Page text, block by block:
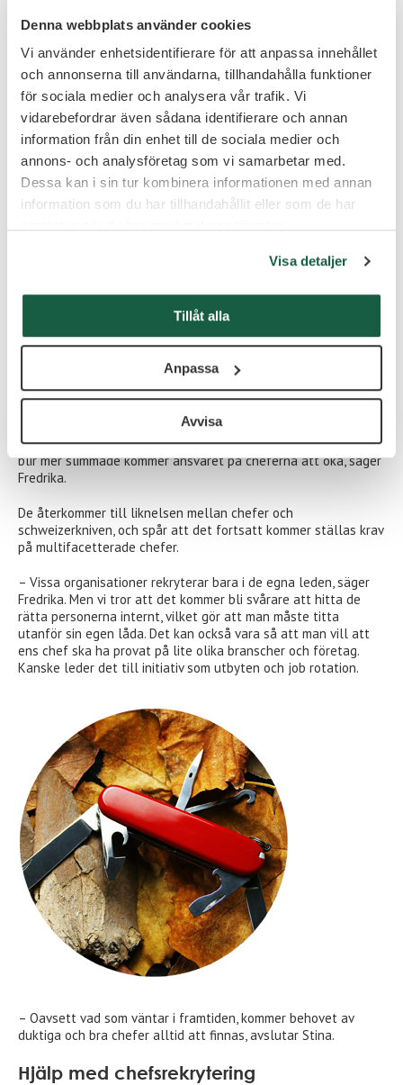
Denna webbplats använder cookies
Vi använder enhetsidentifierare för att anpassa innehållet
och annonserna till användarna, tillhandahålla funktioner
för sociala medier och analysera vår trafik. Vi
vidarebefordrar även sådana identifierare och annan
information från din enhet till de sociala medier och
annons- och analysföretag som vi samarbetar med.
Dessa kan i sin tur kombinera informationen med annan
information som du har tillhandahållit eller som de har
Visa detaljer
Tillåt alla
Anpassa
Avvisa
Chef Ekonomi/Verksamhetsstöd till SOS
Barnbyar
Schweizerknivingen dålig liknelse
Den personliga närvaron verkar vara ett vinnande koncept. Det
processer, ibland återkommer som kunder när de själva ska
rekrytera. Det ultimata beviset på att de jobbar rätt, enligt
fick de något med sig, säger Stina. De har känt sig trygga med
oss, och det är det viktigaste.
Hur ser ni på framtiden: både för Signpost och för chefsrekrytering
generellt?
– Oavsett läget som följer av corona kommer det finnas behov
av bra chefer och interimschefer. I takt med att organisationer
blir mer slimmade kommer ansvaret på cheferna att öka, säger
Fredrika.
De återkommer till liknelsen mellan chefer och
schweizerkniven, och spår att det fortsatt kommer ställas krav
på multifacetterade chefer.
– Vissa organisationer rekryterar bara i de egna leden, säger
Fredrika. Men vi tror att det kommer bli svårare att hitta de
rätta personerna internt, vilket gör att man måste titta
utanför sin egen låda. Det kan också vara så att man vill att
ens chef ska ha provat på lite olika branscher och företag.
Kanske leder det till initiativ som utbyten och job rotation.
– Oavsett vad som väntar i framtiden, kommer behovet av
duktiga och bra chefer alltid att finnas, avslutar Stina.
Hjälp med chefsrekrytering